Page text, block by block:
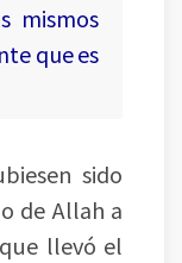
mismos
que es
sido
de Allah a
llevó el